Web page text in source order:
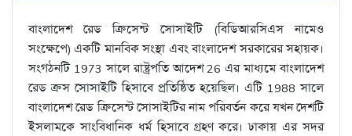
বাংলাদেশ রেড ক্রিসেন্ট সোসাইটি (বিডিআরসিএস নামেও
সংক্ষেপে) একটি মানবিক সংস্থা এবং বাংলাদেশ সরকারের সহায়ক।
সংগঠনটি 1973 সালে রাষ্ট্রপতি আদেশ 26 এর মাধ্যমে বাংলাদেশ
রেড ক্রস সোসাইটি হিসাবে প্রতিষ্ঠিত হয়েছিল। এটি 1988 সালে
বাংলাদেশ রেড ক্রিসেন্ট সোসাইটির নাম পরিবর্তন করে যখন দেশটি
ইসলামকে সাংবিধানিক ধর্ম হিসাবে গ্রহণ করে। ঢাকায় এর সদর